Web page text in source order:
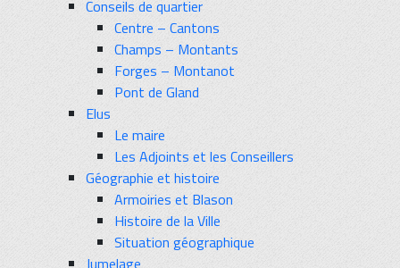
Conseils de quartier
Centre – Cantons
Champs – Montants
Forges – Montanot
Pont de Gland
Elus
Le maire
Les Adjoints et les Conseillers
Géographie et histoire
Armoiries et Blason
Histoire de la Ville
Situation géographique